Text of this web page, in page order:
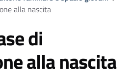
alla nascita
di
alla nascita